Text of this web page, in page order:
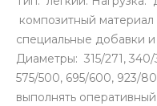
композитный
специальные добавки
Диаметры: 315/271,
575/500, 695/600, 923/
выполнять